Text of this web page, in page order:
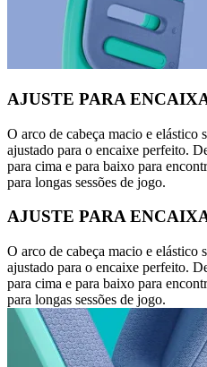
AJUSTE PARA
O arco de cabeça macio e elástico
ajustado para o encaixe perfeito.
para cima e para baixo para
para longas sessões de jogo.
AJUSTE PARA
O arco de cabeça macio e elástico
ajustado para o encaixe perfeito.
para cima e para baixo para
para longas sessões de jogo.